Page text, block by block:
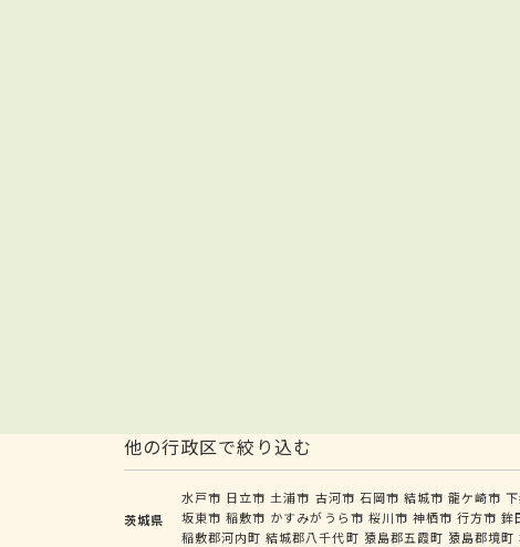
他の行政区で絞り込む
茨城県
水戸市 日立市 土浦市 古河市 石岡市 結城市 龍ケ崎市
坂東市 稲敷市 かすみがうら市 桜川市 神栖市 行方市 鉾
稲敷郡河内町 結城郡八千代町 猿島郡五霞町 猿島郡境町